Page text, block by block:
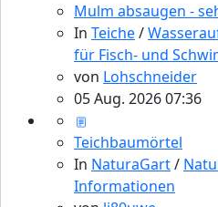
Mulm absaugen -
In Teiche/
für Fisch- und
von Lohschneider
05 Aug. 2026 07:36
Teichbaumörtel
In NaturaGart/
Informationen